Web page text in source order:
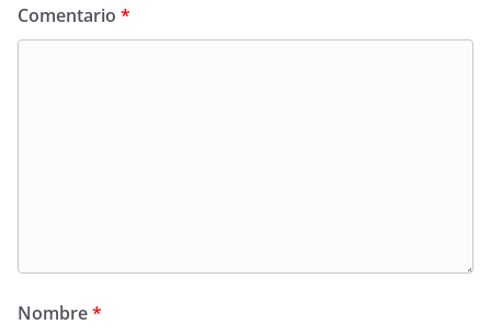
Comentario *
Nombre*